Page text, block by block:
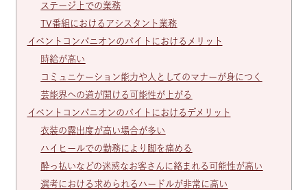
ステージ上での業務
TV番組におけるアシスタント業務
イベントコンパニオンのバイトにおけるメリット
時給が高い
コミュニケーション能力や人としてのマナーが身につく
芸能界への道が開ける可能性が上がる
イベントコンパニオンのバイトにおけるデメリット
衣装の露出度が高い場合が多い
ハイヒールでの勤務により脚を痛める
酔っ払いなどの迷惑なお客さんに絡まれる可能性が高い
選考における求められるハードルが非常に高い